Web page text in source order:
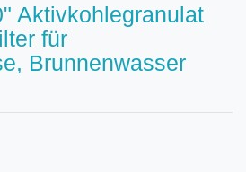
Aktivkohlegranulat
für
Brunnenwasser